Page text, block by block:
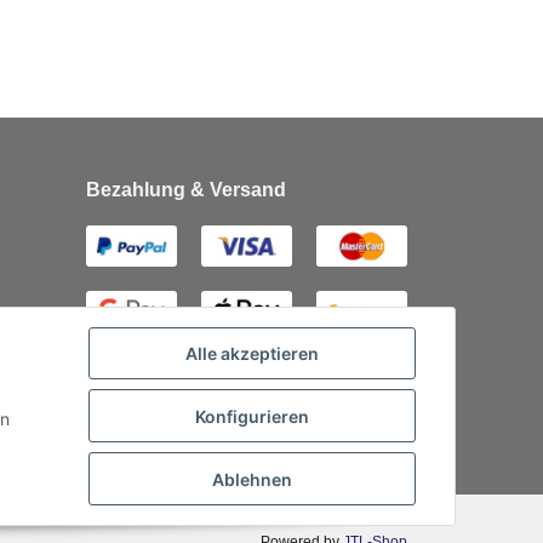
Bezahlung & Versand
Alle akzeptieren
Konfigurieren
Ablehnen